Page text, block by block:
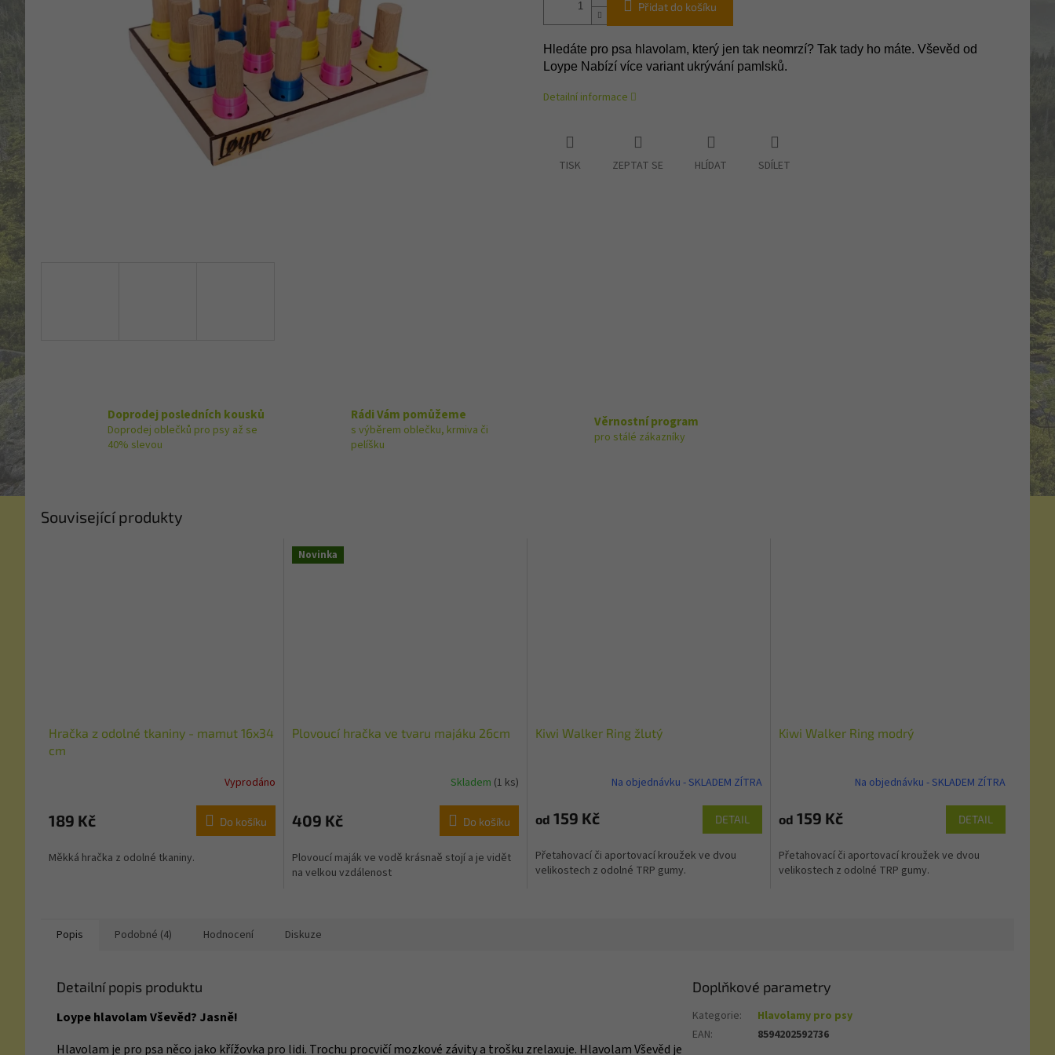
Přidat do košíku
Hledáte pro psa hlavolam, který jen tak neomrzí? Tak tady ho máte. Vševěd od
Loype Nabízí více variant ukrývání pamlsků.
Detailní informace
TISK ZEPTAT SE HLÍDAT SDÍLET
Doprodej posledních kousků
Doprodej oblečků pro psy až se
40% slevou
Rádi Vám pomůžeme
s výběrem oblečku, krmiva či
pelíšku
Věrnostní program
pro stálé zákazníky
Související produkty
Hračka z odolné tkaniny - mamut 16x34
cm
Vyprodáno
189 Kč Do košíku
Měkká hračka z odolné tkaniny.
Novinka
Plovoucí hračka ve tvaru majáku 26cm
Skladem (1 ks)
409 Kč Do košíku
Plovoucí maják ve vodě krásnaě stojí a je vidět
na velkou vzdálenost
Kiwi Walker Ring žlutý
Na objednávku - SKLADEM ZÍTRA
od 159 Kč DETAIL
Přetahovací či aportovací kroužek ve dvou
velikostech z odolné TRP gumy.
Kiwi Walker Ring modrý
Na objednávku - SKLADEM ZÍTRA
od 159 Kč DETAIL
Přetahovací či aportovací kroužek ve dvou
velikostech z odolné TRP gumy.
Popis Podobné (4) Hodnocení Diskuze
Detailní popis produktu
Loype hlavolam Vševěd? Jasně!
Hlavolam je pro psa něco jako křížovka pro lidi. Trochu procvičí mozkové závity a trošku zrelaxuje. Hlavolam Vševěd je
Doplňkové parametry
Kategorie:
Hlavolamy pro psy
EAN: 8594202592736